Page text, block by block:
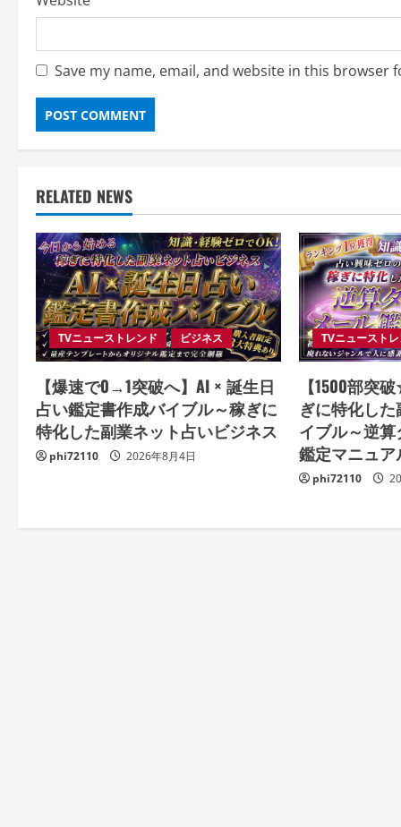
Save my name, email, and website in this browser
RELATED NEWS
TVニューストレンド ビジネス
【爆速で0→1突破へ】AI × 誕生日
占い鑑定書作成バイブル～稼ぎに
特化した副業ネット占いビジネス
phi72110 2026年8月4日
TVニュースト
【1500部突
ぎに特化し
イブル～逆
鑑定マニュア
phi72110